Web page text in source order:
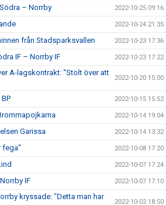
– Norrby 2022-10-25 09:16
2022-10-24 21:35
från Stadsparksvallen 2022-10-23 17:36
IF – Norrby IF 2022-10-23 17:22
A-lagskontrakt: "Stolt över att
2022-10-20 15:00
2022-10-15 15:52
2022-10-14 19:04
Garissa 2022-10-14 13:32
fega" 2022-10-08 17:20
2022-10-07 17:24
IF 2022-10-07 17:10
kryssade: "Detta man har
2022-10-02 18:50